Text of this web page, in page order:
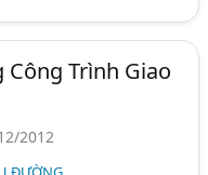
Công Trình Giao
2012